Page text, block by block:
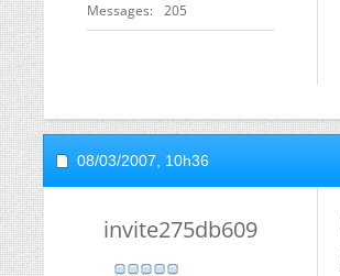
Messages 205
08/03/2007, 10h36
invite275db609